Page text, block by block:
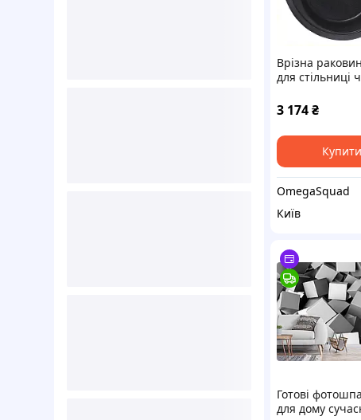
Врізна
для стільниці
3 174₴
Купити
OmegaSquad
Київ
Готові
для дому